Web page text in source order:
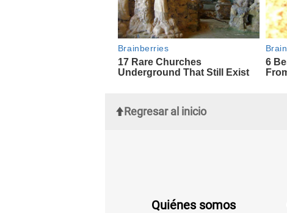
Regresar al inicio
Quiénes somos